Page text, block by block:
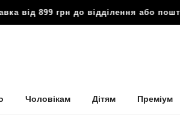
від 899 грн до відділення або
Чоловікам Дітям Преміум